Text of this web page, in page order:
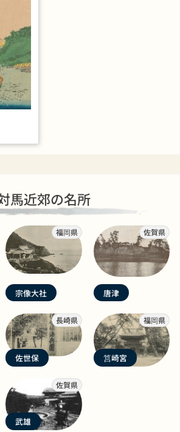
馬近郊の名所
福岡県
宗像大社
佐賀県
唐津
長崎県
佐世保
福岡県
筥崎宮
佐賀県
武雄